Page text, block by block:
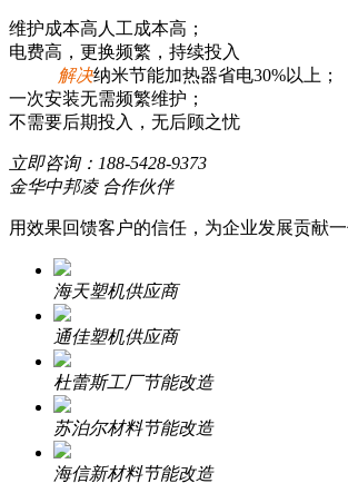
维护成本高人工成本高；
电费高，更换频繁，持续投入
解决纳米节能加热器省电30%以上；
一次安装无需频繁维护；
不需要后期投入，无后顾之忧
立即咨询： 188-5428-9373
金华中邦凌 合作伙伴
用效果回馈客户的信任，为企业发展贡献
海天塑机供应商
通佳塑机供应商
杜蕾斯工厂节能改造
苏泊尔材料节能改造
海信新材料节能改造